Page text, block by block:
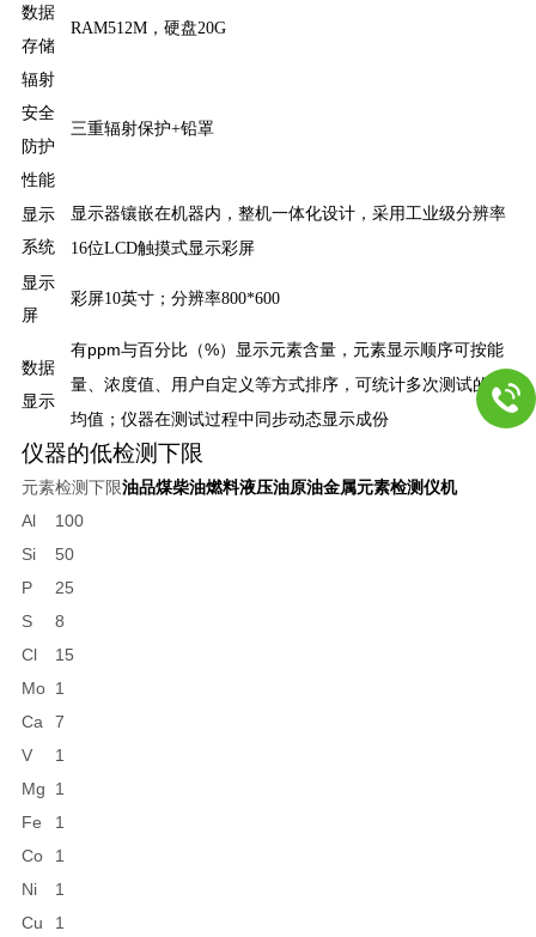
数据
存储
RAM512M， 硬盘20G
辐射
安全
防护
性能
三重辐射保护+铅罩
显示
系统
显示器镶嵌在机器内， 整机一体化设计， 采用 工业级分辨率
16位LCD触摸式显示彩屏
显示
屏
彩屏10英寸；分辨率800*600
数据
显示
有ppm与百分比（%）显示元素含量，元素显示顺序可按能
量、浓度值、用户自定义等方式排序， 可统计多次测试的平
均值 ； 仪器在测试过程中同步动态显示成份
仪器的低检测下限
元素检测下限
Al
100
Si
50
P
25
S
8
Cl
15
Mo 1
Ca
7
V
1
Mg
1
Fe
1
Co
1
Ni
1
Cu
1
油品煤柴油燃料液压油原油金属元素检测仪机